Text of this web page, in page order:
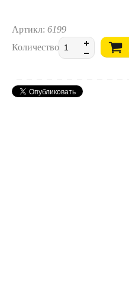
Артикл: 6199
Количество: